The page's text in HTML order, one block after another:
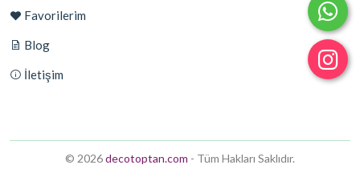
Favorilerim
Blog
İletişim
© 2026decotoptan.com - Tüm Hakları Saklıdır.